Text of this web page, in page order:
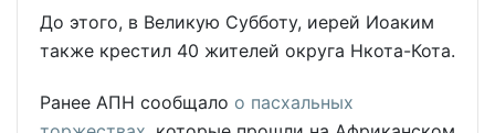
До этого, в Великую Субботу, иерей Иоаким
также крестил 40 жителей округа Нкота-Кота.
Ранее АПН сообщало о пасхальных